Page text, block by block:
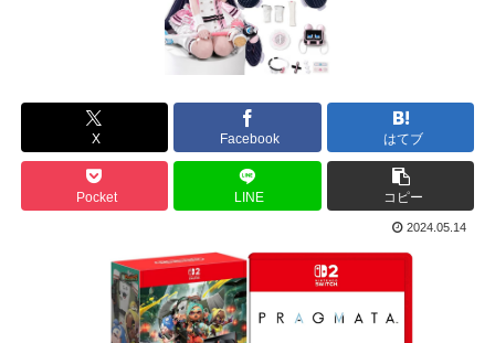
X Facebook はてブ
Pocket LINE コピー
2024.05.14